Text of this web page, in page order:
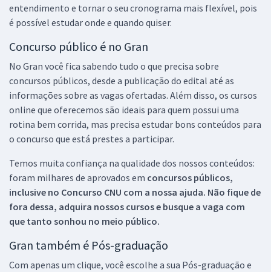
entendimento e tornar o seu cronograma mais flexível, pois
é possível estudar onde e quando quiser.
Concurso público é no Gran
No Gran você fica sabendo tudo o que precisa sobre
concursos públicos, desde a publicação do edital até as
informações sobre as vagas ofertadas. Além disso, os cursos
online que oferecemos são ideais para quem possui uma
rotina bem corrida, mas precisa estudar bons conteúdos para
o concurso que está prestes a participar.
Temos muita confiança na qualidade dos nossos conteúdos:
foram milhares de aprovados em concursos públicos,
inclusive no Concurso CNU com a nossa ajuda. Não fique de
fora dessa, adquira nossos cursos e busque a vaga com
que tanto sonhou no meio público.
Gran também é Pós-graduação
Com apenas um clique, você escolhe a sua Pós-graduação e